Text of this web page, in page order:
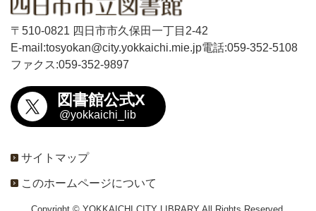
〒510-0821 四日市市久保田一丁目2-42
E-mail:tosyokan@city.yokkaichi.mie.jp電話:059-352-5108
ファクス:059-352-9897
図書館公式X
@yokkaichi_lib
サイトマップ
このホームページについて